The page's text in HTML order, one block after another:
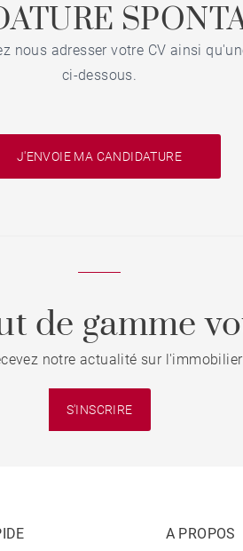
nous adresser votre CV ainsi
ci-dessous.
J'ENVOIE MA CANDIDATURE
de gamme
notre actualité sur
S'INSCRIRE
A PROPOS